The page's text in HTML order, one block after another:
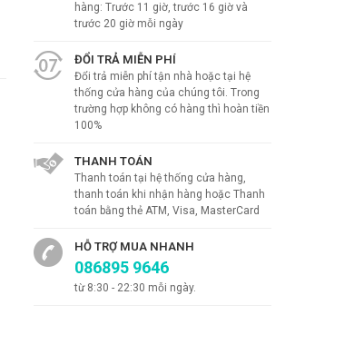
hàng: Trước 11 giờ, trước 16 giờ và
trước 20 giờ mỗi ngày
ĐỔI TRẢ MIỄN PHÍ
Đổi trả miễn phí tận nhà hoặc tại hệ
thống cửa hàng của chúng tôi. Trong
trường hợp không có hàng thì hoàn tiền
100%
THANH TOÁN
Thanh toán tại hệ thống cửa hàng,
thanh toán khi nhận hàng hoặc Thanh
toán bằng thẻ ATM, Visa, MasterCard
HỖ TRỢ MUA NHANH
086895 9646
từ 8:30 - 22:30 mỗi ngày.